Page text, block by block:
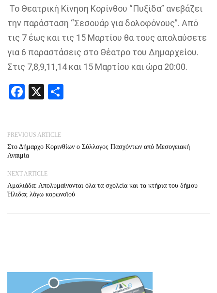
Το Θεατρική Κίνηση Κορίνθου “Πυξίδα” ανεβάζει
την παράσταση “Σεσουάρ για δολοφόνους”. Από
τις 7 έως και τις 15 Μαρτίου θα τους απολαύσετε
για 6 παραστάσεις στο Θέατρο του Δημαρχείου.
Στις 7,8,9,11,14 και 15 Μαρτίου και ώρα 20:00.
Facebook
X
PREVIOUS ARTICLE
Στο Δήμαρχο Κορινθίων ο Σύλλογος Πασχόντων από Μεσογειακή
Αναιμία
NEXT ARTICLE
Αμαλιάδα: Απολυμαίνονται όλα τα σχολεία και τα κτήρια του δήμου
Ήλιδας λόγω κορωνοϊού